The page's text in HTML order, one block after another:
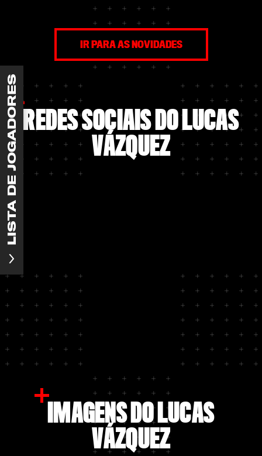
LISTA DE JOGADORES
Champions League, que terminou em 0 x 0,
transferir ao
recebeu de Xabi
IR PARA AS NOVIDADES
REDES SOCIAIS DO LUCAS
VÁZQUEZ
IMAGENS DO LUCAS
VÁZQUEZ